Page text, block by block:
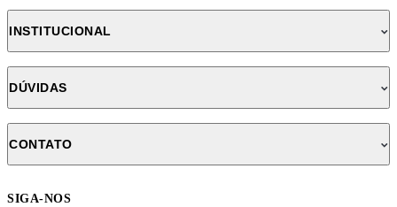
INSTITUCIONAL
DÚVIDAS
CONTATO
SIGA-NOS